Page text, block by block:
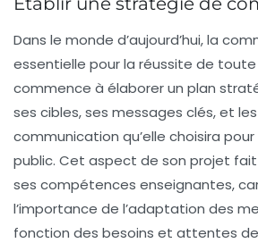
Dans le monde d’aujourd’hui, la
essentielle pour la réussite de toute
commence à élaborer un plan
ses cibles, ses messages clés, et
communication qu’elle choisira
public. Cet aspect de son projet
ses compétences enseignantes,
l’importance de l’adaptation des
fonction des besoins et attentes